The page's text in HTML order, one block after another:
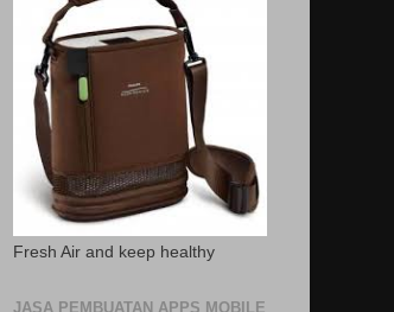
Fresh Air and keep healthy
JASA PEMBUATAN APPS MOBILE